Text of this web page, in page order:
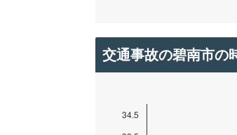
交通事故の碧南市の